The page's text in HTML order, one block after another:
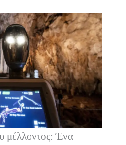
μέλλοντος: Ένα